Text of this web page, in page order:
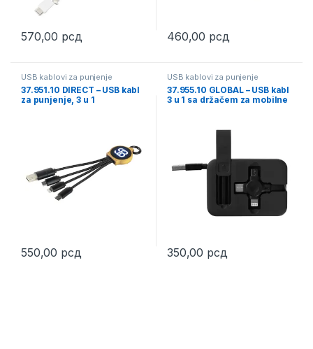
570,00 рсд
This product has multiple variants. The options may be chosen
460,00 рсд
USB kablovi za punjenje
37.951.10 DIRECT – USB kabl
za punjenje, 3 u 1
550,00 рсд
USB kablovi za punjenje
37.955.10 GLOBAL – USB kabl
3 u 1 sa držačem za mobilne
350,00 рсд